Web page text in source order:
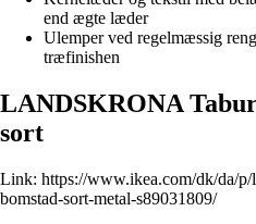
end ægte læder
Ulemper ved regelmæssig
træfinishen
LANDSKRONA
sort
Link: https://www.ikea.com/dk/da/p/
bomstad-sort-metal-s89031809/